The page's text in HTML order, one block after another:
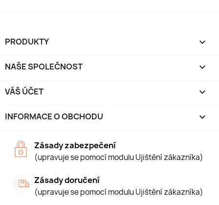
PRODUKTY 
NAŠE SPOLEČNOST 
VÁŠ ÚČET 
INFORMACE O OBCHODU keyboard_arrow_down
Zásady zabezpečení
(upravuje se pomocí modulu Ujištění zákazníka)
Zásady doručení
(upravuje se pomocí modulu Ujištění zákazníka)